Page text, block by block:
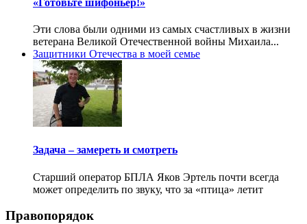
Эти слова были одними из самых счастливых в жизни
ветерана Великой Отечественной войны Михаила...
Защитники Отечества в моей семье
Задача – замереть и смотреть
Старший оператор БПЛА Яков Эртель почти всегда
может определить по звуку, что за «птица» летит
Правопорядок